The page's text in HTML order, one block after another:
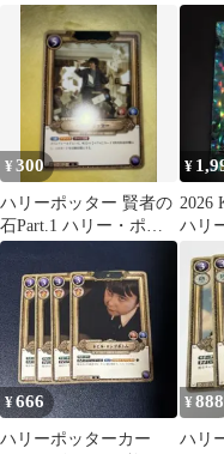
ー・ポッターカード
枚
¥300
ハリーポッター 賢者の
石Part.1 ハリー・ポッ
ター 01-012 SR 1枚
¥
2026
ハリ
ン・
¥666
ハリーポッターカー
¥888
ハリ